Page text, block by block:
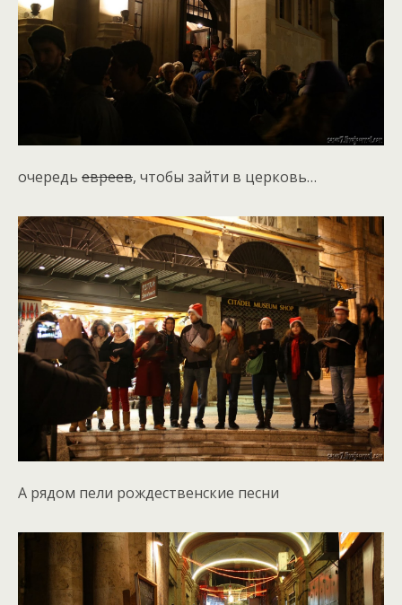
очередь евреев, чтобы зайти в церковь…
А рядом пели рождественские песни